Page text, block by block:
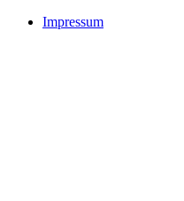
Impressum